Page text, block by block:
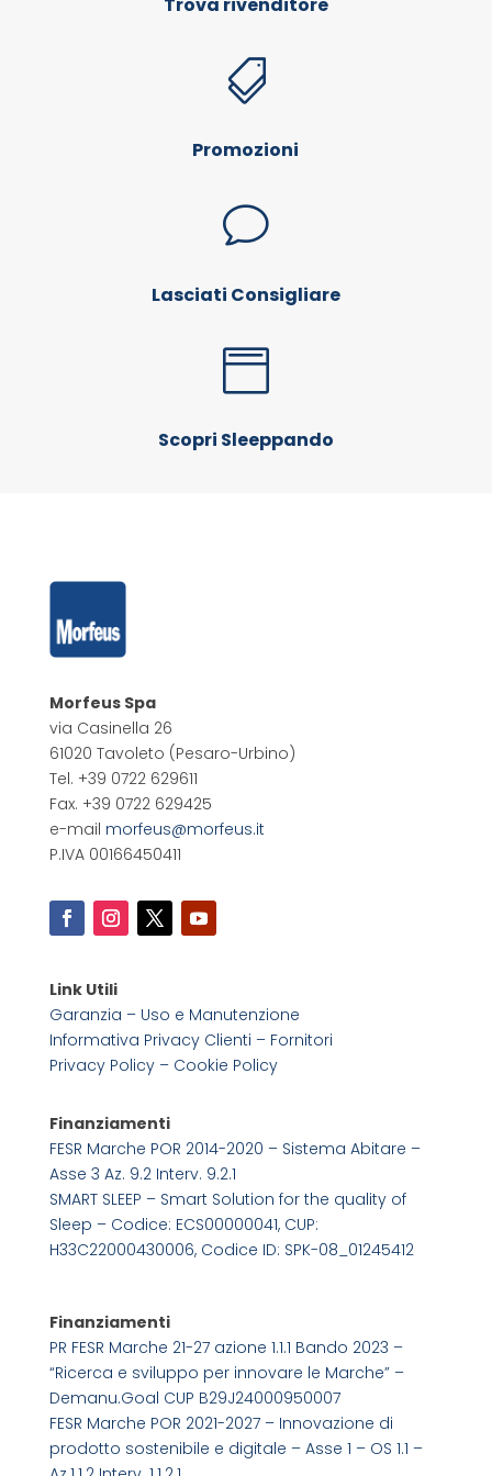

Promozioni
v
Lasciati Consigliare

Scopri Sleeppando
Morfeus Spa
via Casinella 26
61020 Tavoleto (Pesaro-Urbino)
Tel. +39 0722 629611
Fax. +39 0722 629425
e-mail morfeus@morfeus.it
P.IVA 00166450411
Link Utili
Garanzia – Uso e Manutenzione
Informativa Privacy Clienti – Fornitori
Privacy Policy – Cookie Policy
Finanziamenti
FESR Marche POR 2014-2020 – Sistema Abitare –
Asse 3 Az. 9.2 Interv. 9.2.1
SMART SLEEP – Smart Solution for the quality of
Sleep – Codice: ECS00000041, CUP:
H33C22000430006, Codice ID: SPK-08_01245412
Finanziamenti
PR FESR Marche 21-27 azione 1.1.1 Bando 2023 –
“Ricerca e sviluppo per innovare le Marche” –
Demanu.Goal CUP B29J24000950007
FESR Marche POR 2021-2027 – Innovazione di
prodotto sostenibile e digitale – Asse 1 – OS 1.1 –